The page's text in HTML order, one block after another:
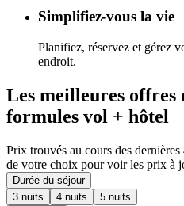
Simplifiez-vous la vie
Planifiez, réservez et gérez
endroit.
Les meilleures offres
formules vol + hôtel
Prix trouvés au cours des
de votre choix pour voir les prix à
Durée du séjour
3 nuits
4 nuits
5 nuits